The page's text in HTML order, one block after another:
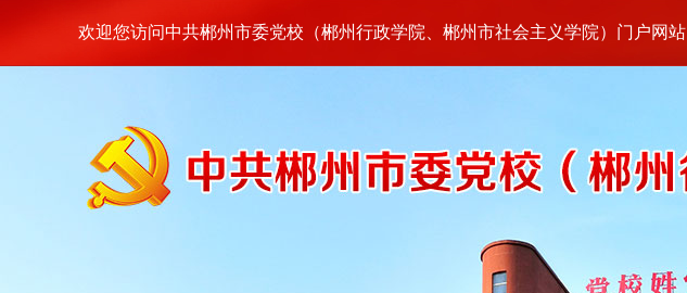
欢迎您访问中共郴州市委党校（郴州行政学院、郴州市社会主义学院）门户网站